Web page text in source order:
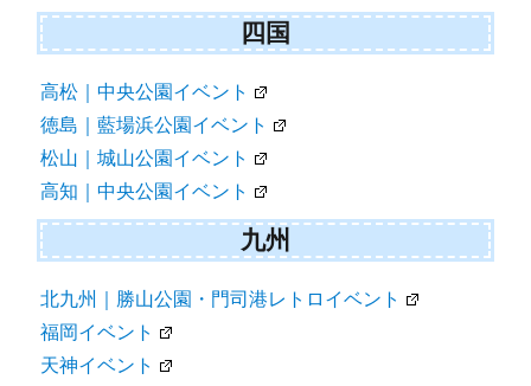
四国
高松｜中央公園イベント
徳島｜藍場浜公園イベント
松山｜城山公園イベント
高知｜中央公園イベント
九州
北九州｜勝山公園・門司港レトロイベント
福岡イベント
天神イベント